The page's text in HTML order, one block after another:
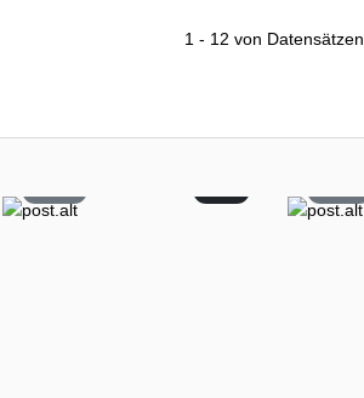
1 - 12 von Datensätzen